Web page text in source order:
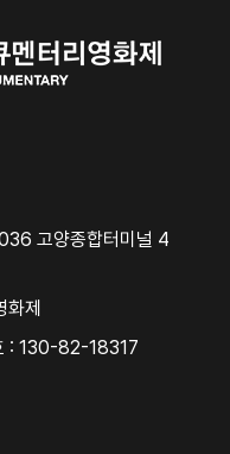
고양종합터미널 4
화제
: 130-82-18317